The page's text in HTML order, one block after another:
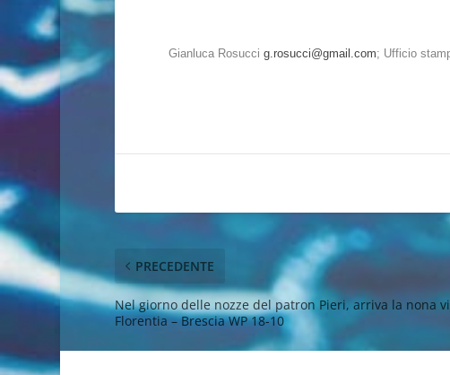
Gianluca Rosucci g.rosucci@gmail.com; Ufficio
PRECEDENTE
Nel giorno delle nozze del patron Pieri, arriva la nona
Florentia – Brescia WP 18-10